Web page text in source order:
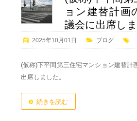
ョン建替計画
議会に出席し
2025年10月01日 ブログ
(仮称)下平間第三住宅マンション建替計
出席しました。 …
続きを読む